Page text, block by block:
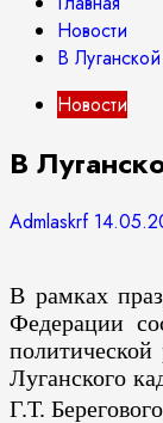
Новости
В
Новости
В
Admlaskrf
В рамках
Федерации
Луганского
Г.Т.